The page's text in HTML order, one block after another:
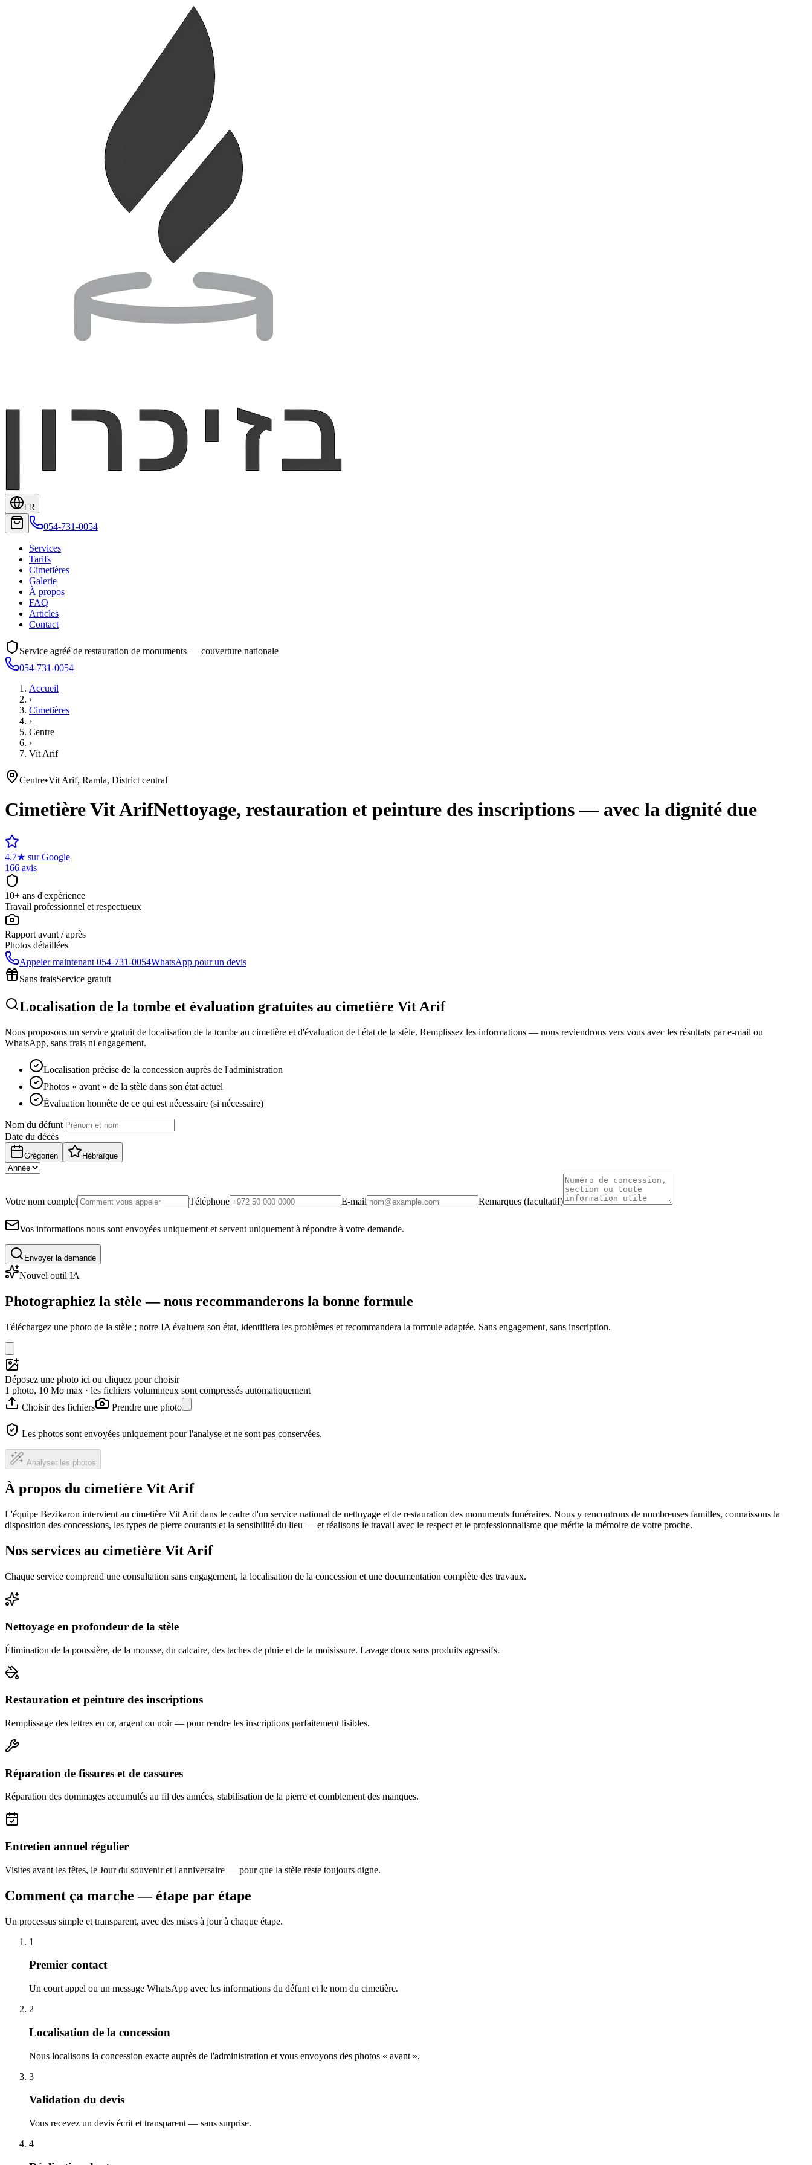
FR
054-731-0054
Services
Tarifs
Cimetières
Galerie
À propos
FAQ
Articles
Contact
Service agréé de restauration de monuments — couverture nationale
054-731-0054
Accueil
›
Cimetières
›
Centre
›
Vit Arif
Centre•Vit Arif, Ramla, District central
CimetièreVit ArifNettoyage, restauration et peinture des inscriptions — avec la dignité due
4.7★ sur Google
166 avis
10+ ans d'expérience
Travail professionnel et respectueux
Rapport avant / après
Photos détaillées
Appeler maintenant 054-731-0054WhatsApp pour un devis
Sans fraisService gratuit
Localisation de la tombe et évaluation gratuites au cimetière Vit Arif
Nous proposons un service gratuit de localisation de la tombe au cimetière et d'évaluation de l'état de la stèle. Remplissez les informations — nous reviendrons vers vous avec les résultats par e-mail ou
WhatsApp, sans frais ni engagement.
Localisation précise de la concession auprès de l'administration
Photos « avant » de la stèle dans son état actuel
Évaluation honnête de ce qui est nécessaire (si nécessaire)
Nom du défunt
Date du décès
Grégorien Hébraïque
Votre nom complet Téléphone E-mail Remarques (facultatif)
Vos informations nous sont envoyées uniquement et servent uniquement à répondre à votre demande.
Envoyer la demande
Nouvel outil IA
Photographiez la stèle — nous recommanderons la bonne formule
Téléchargez une photo de la stèle ; notre IA évaluera son état, identifiera les problèmes et recommandera la formule adaptée. Sans engagement, sans inscription.
Déposez une photo ici ou cliquez pour choisir
1 photo, 10 Mo max · les fichiers volumineux sont compressés automatiquement
Choisir des fichiers
Prendre une photo
Les photos sont envoyées uniquement pour l'analyse et ne sont pas conservées.
Analyser les photos
À propos du cimetière Vit Arif
L'équipe Bezikaron intervient au cimetière Vit Arif dans le cadre d'un service national de nettoyage et de restauration des monuments funéraires. Nous y rencontrons de nombreuses familles, connaissons la
disposition des concessions, les types de pierre courants et la sensibilité du lieu — et réalisons le travail avec le respect et le professionnalisme que mérite la mémoire de votre proche.
Nos services au cimetière Vit Arif
Chaque service comprend une consultation sans engagement, la localisation de la concession et une documentation complète des travaux.
Nettoyage en profondeur de la stèle
Élimination de la poussière, de la mousse, du calcaire, des taches de pluie et de la moisissure. Lavage doux sans produits agressifs.
Restauration et peinture des inscriptions
Remplissage des lettres en or, argent ou noir — pour rendre les inscriptions parfaitement lisibles.
Réparation de fissures et de cassures
Réparation des dommages accumulés au fil des années, stabilisation de la pierre et comblement des manques.
Entretien annuel régulier
Visites avant les fêtes, le Jour du souvenir et l'anniversaire — pour que la stèle reste toujours digne.
Comment ça marche — étape par étape
Un processus simple et transparent, avec des mises à jour à chaque étape.
1
Premier contact
Un court appel ou un message WhatsApp avec les informations du défunt et le nom du cimetière.
2
Localisation de la concession
Nous localisons la concession exacte auprès de l'administration et vous envoyons des photos « avant ».
3
Validation du devis
Vous recevez un devis écrit et transparent — sans surprise.
4